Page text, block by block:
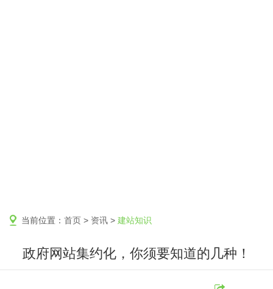
当前位置： 首页 > 资讯 > 建站知识
政府网站集约化，你须要知道的几种！